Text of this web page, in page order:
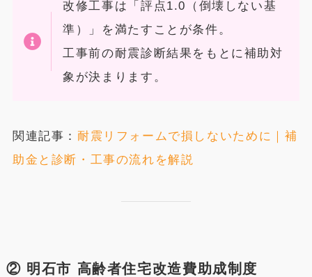
改修工事は「評点1.0（倒壊しない基
準）」を満たすことが条件。
工事前の耐震診断結果をもとに補助対
象が決まります。
関連記事： 耐震リフォームで損しないために｜補
助金と診断・工事の流れを解説
② 明石市 高齢者住宅改造費助成制度